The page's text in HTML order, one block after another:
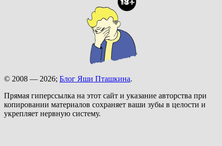
© 2008 — 2026; Блог Яши Пташкина.
Прямая гиперссылка на этот сайт и указание авторства при
копировании материалов сохраняет ваши зубы в целости и
укрепляет нервную систему.